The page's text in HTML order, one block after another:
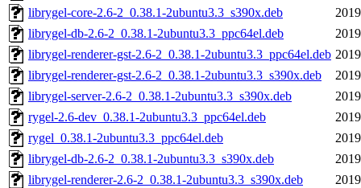
librygel-core-2.6-2_0.38.1-2ubuntu3.3_s390x.deb
librygel-db-2.6-2_0.38.1-2ubuntu3.3_ppc64el.deb
librygel-renderer-gst-2.6-2_0.38.1-2ubuntu3.3_ppc64el.deb
librygel-renderer-gst-2.6-2_0.38.1-2ubuntu3.3_s390x.deb
librygel-server-2.6-2_0.38.1-2ubuntu3.3_s390x.deb
rygel-2.6-dev_0.38.1-2ubuntu3.3_ppc64el.deb
rygel_0.38.1-2ubuntu3.3_ppc64el.deb
librygel-db-2.6-2_0.38.1-2ubuntu3.3_s390x.deb
librygel-renderer-2.6-2_0.38.1-2ubuntu3.3_s390x.deb